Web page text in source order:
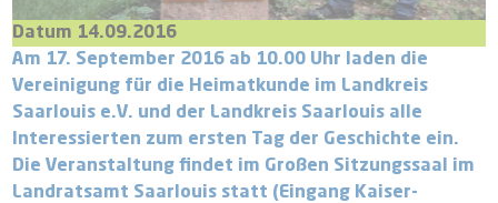
Datum 14.09.2016
Am 17. September 2016 ab 10.00 Uhr laden die
Vereinigung für die Heimatkunde im Landkreis
Saarlouis e.V. und der Landkreis Saarlouis alle
Interessierten zum ersten Tag der Geschichte ein.
Die Veranstaltung findet im Großen Sitzungssaal im
Landratsamt Saarlouis statt (Eingang Kaiser-